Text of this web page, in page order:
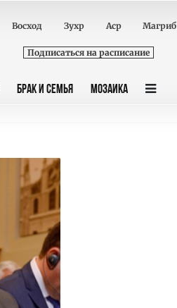
Восход Зухр Аср Магриб
Подписаться на расписание
БРАК И СЕМЬЯ МОЗАИКА